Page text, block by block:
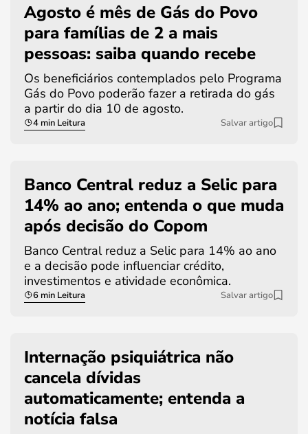
Agosto é mês de Gás do Povo
para famílias de 2 a mais
pessoas: saiba quando recebe
Os beneficiários contemplados pelo Programa
Gás do Povo poderão fazer a retirada do gás
a partir do dia 10 de agosto.
4 min Leitura Salvar artigo
Banco Central reduz a Selic para
14% ao ano; entenda o que muda
após decisão do Copom
Banco Central reduz a Selic para 14% ao ano
e a decisão pode influenciar crédito,
investimentos e atividade econômica.
6 min Leitura Salvar artigo
Internação psiquiátrica não
cancela dívidas
automaticamente; entenda a
notícia falsa